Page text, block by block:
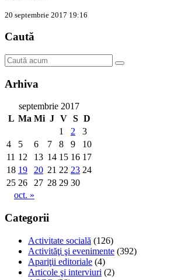
20 septembrie 2017 19:16
Caută
Arhiva
septembrie 2017
L Ma Mi J V S D
1
2
3
4
5 6 7 8 9
10
11 12 13 14 15 16 17
18 19 20 21 22 23 24
25 26 27 28 29 30
oct. »
Categorii
Activitate socială (126)
Activităţi şi evenimente (392)
Apariţii editoriale (4)
Articole şi interviuri (2)